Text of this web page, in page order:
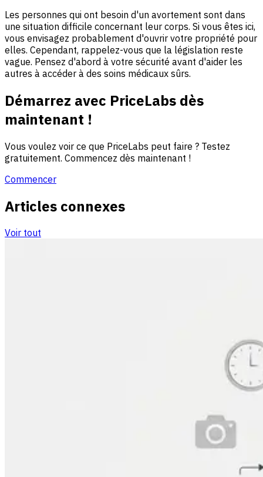
Les personnes qui ont besoin d'un avortement sont dans
une situation difficile concernant leur corps. Si vous êtes ici,
vous envisagez probablement d'ouvrir votre propriété pour
elles. Cependant, rappelez-vous que la législation reste
vague. Pensez d'abord à votre sécurité avant d'aider les
autres à accéder à des soins médicaux sûrs.
Démarrez avec PriceLabs dès
maintenant !
Vous voulez voir ce que PriceLabs peut faire ? Testez
gratuitement. Commencez dès maintenant !
Commencer
Articles connexes
Voir tout